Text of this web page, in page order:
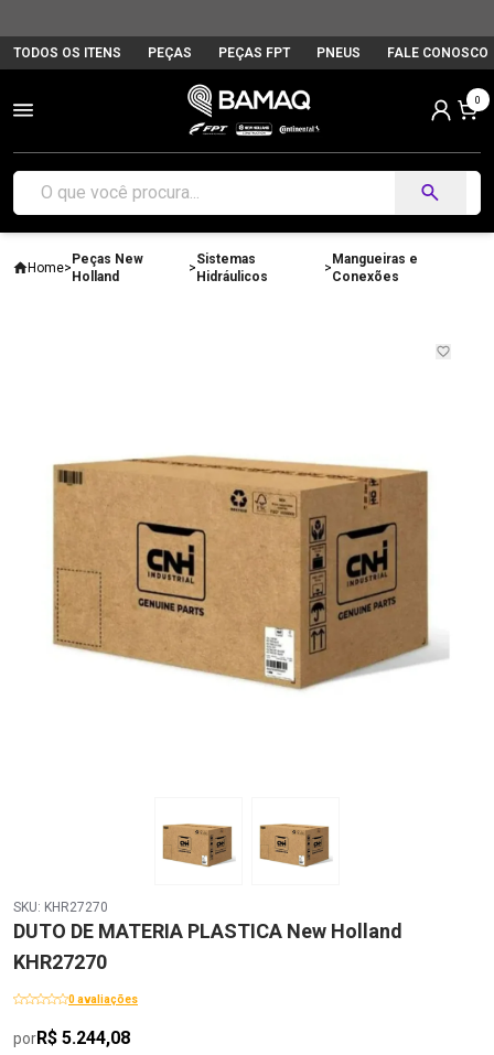
TODOS OS ITENS PEÇAS PEÇAS FPT PNEUS FALE CONOSCO
0
Home>
Peças New
Holland
>
Sistemas
Hidráulicos
>
Mangueiras e
Conexões
SKU: KHR27270
DUTO DE MATERIA PLASTICA New Holland
KHR27270
0 avaliações
porR$ 5.244,08